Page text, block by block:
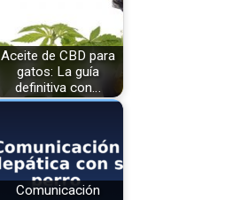
Aceite de CBD para
gatos: La guía
definitiva con…
Comunicación